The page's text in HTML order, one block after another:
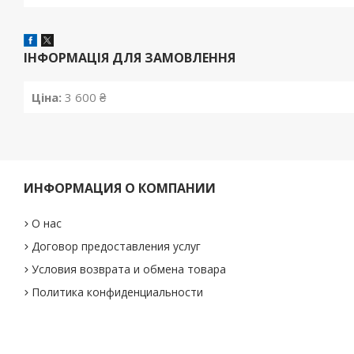
ІНФОРМАЦІЯ ДЛЯ ЗАМОВЛЕННЯ
Ціна: 3 600 ₴
ИНФОРМАЦИЯ О КОМПАНИИ
О нас
Договор предоставления услуг
Условия возврата и обмена товара
Политика конфиденциальности